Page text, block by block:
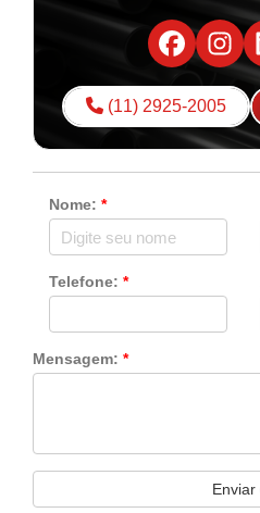
(11) 2925-2005
Nome: *
Telefone: *
Mensagem: *
Enviar